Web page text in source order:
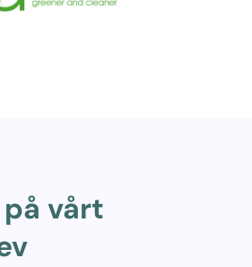
vårt